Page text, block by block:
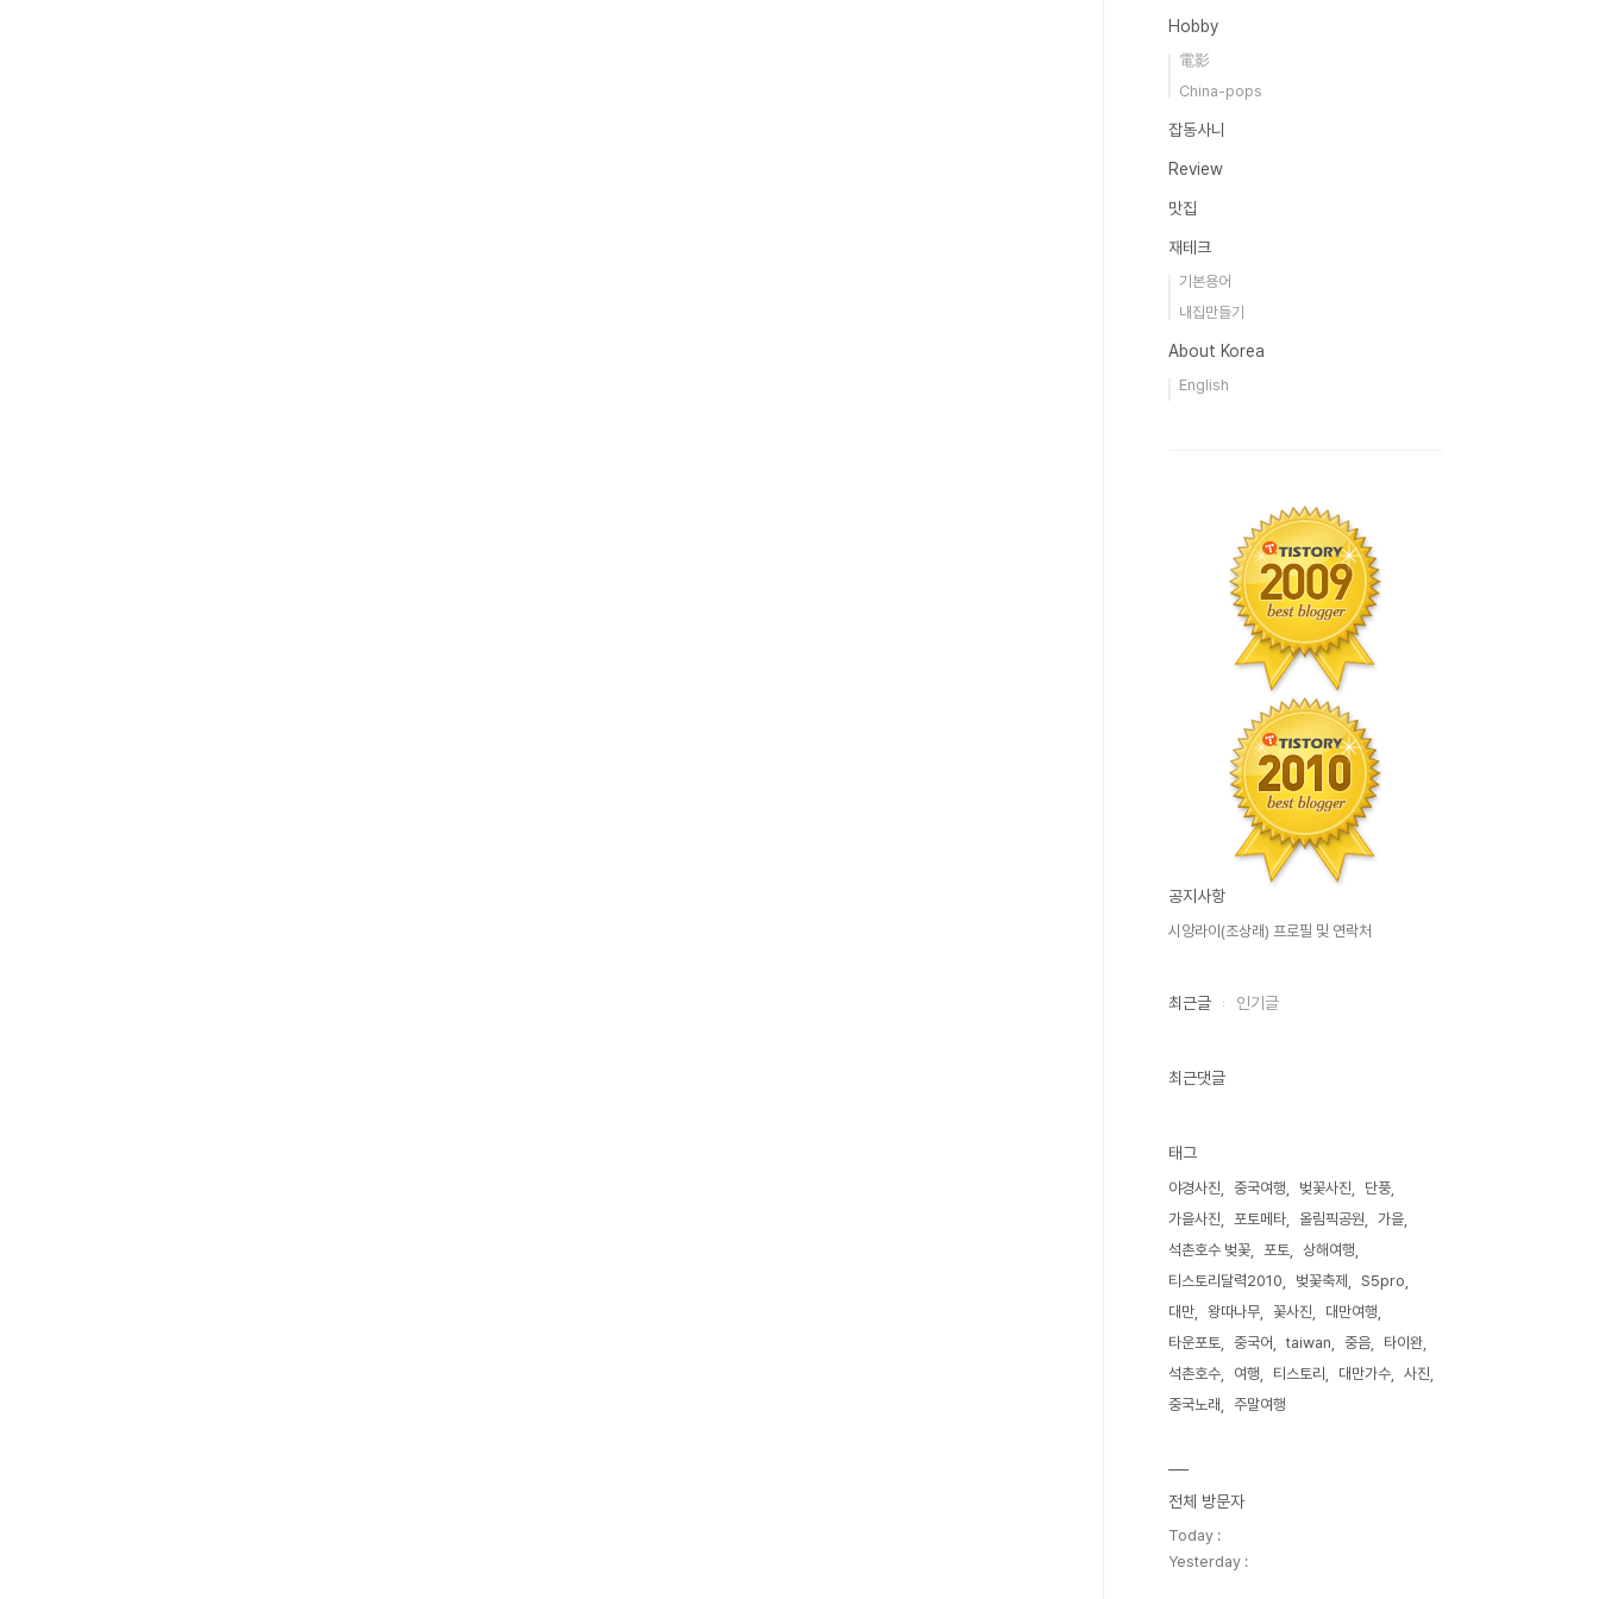
Hobby
電影
China-pops
잡동사니
Review
맛집
재테크
기본용어
내집만들기
About Korea
English
공지사항
시앙라이(조상래) 프로필 및 연락처
최근글 인기글
최근댓글
태그
야경사진 중국여행 벚꽃사진
단풍
가을사진
포토메타 올림픽공원
가을
석촌호수 벚꽃
포토
상해여행
티스토리달력2010
벚꽃축제
S5pro
대만
왕따나무 꽃사진
대만여행
타운포토
중국어 taiwan 중음
타이완
석촌호수
여행 티스토리 대만가수
사진
중국노래
주말여행
전체 방문자
Today :
Yesterday :